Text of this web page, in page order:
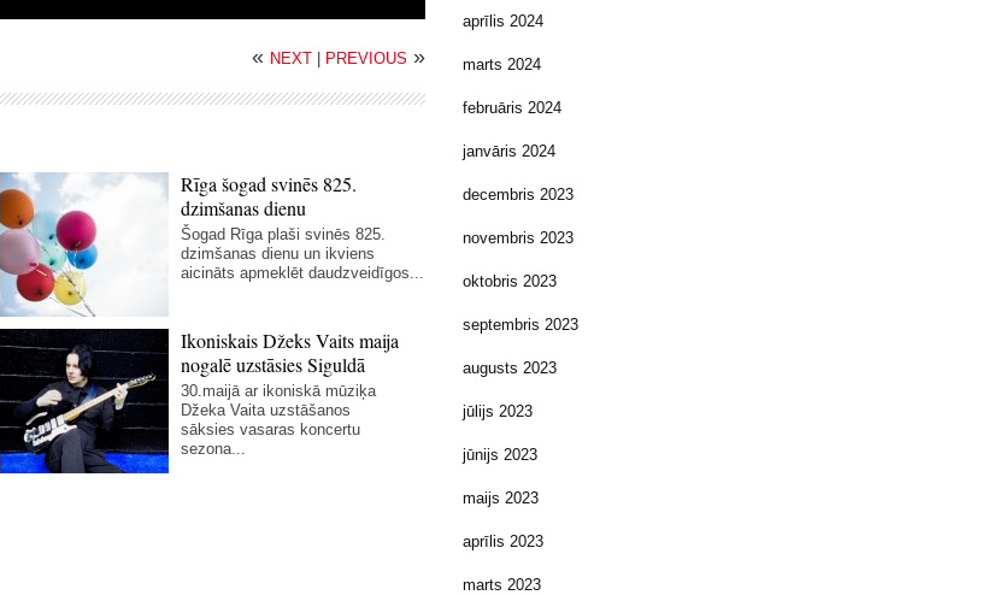
« NEXT PREVIOUS »
Rīga šogad svinēs 825.
dzimšanas dienu
Šogad Rīga plaši svinēs 825.
dzimšanas dienu un ikviens
aicināts apmeklēt daudzveidīgos...
Ikoniskais Džeks Vaits maija
nogalē uzstāsies Siguldā
30.maijā ar ikoniskā mūziķa
Džeka Vaita uzstāšanos
sāksies vasaras koncertu
sezona...
aprīlis 2024
marts 2024
februāris 2024
janvāris 2024
decembris 2023
novembris 2023
oktobris 2023
septembris 2023
augusts 2023
jūlijs 2023
jūnijs 2023
maijs 2023
aprīlis 2023
marts 2023